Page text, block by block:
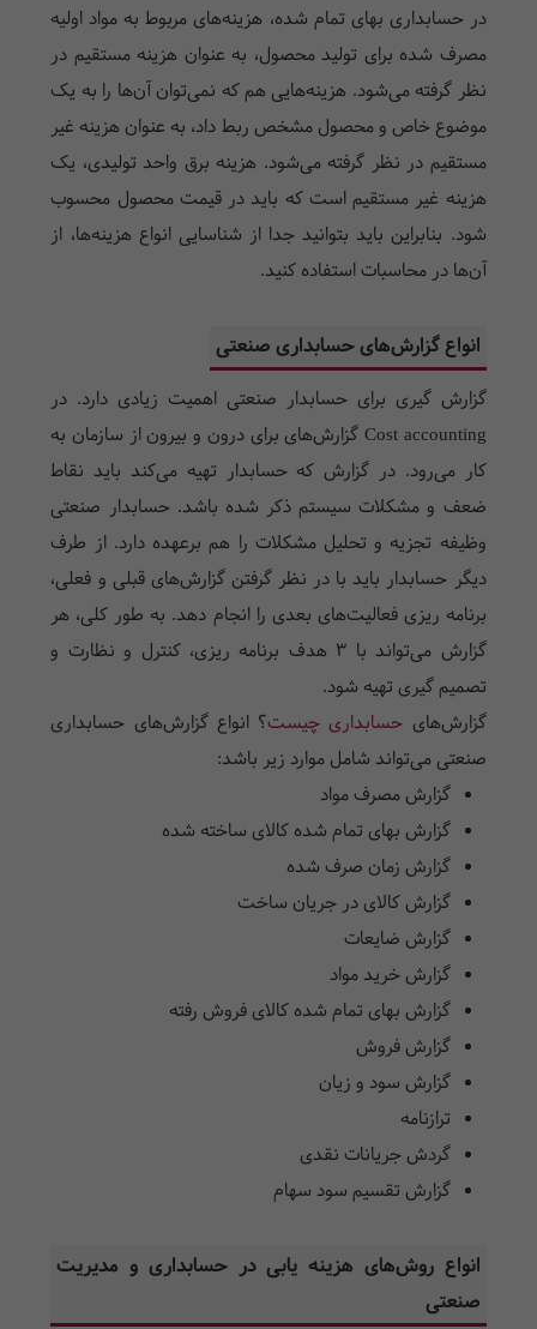
در حسابداری بهای تمام شده، هزینه‌های مربوط به مواد اولیه
مصرف شده برای تولید محصول، به عنوان هزینه مستقیم در
نظر گرفته می‌شود. هزینه‌هایی هم که نمی‌توان آن‌ها را به یک
موضوع خاص و محصول مشخص ربط داد، به عنوان هزینه غیر
مستقیم در نظر گرفته می‌شود. هزینه برق واحد تولیدی، یک
هزینه غیر مستقیم است که باید در قیمت محصول محسوب
شود. بنابراین باید بتوانید جدا از شناسایی انواع هزینه‌ها، از
آن‌ها در محاسبات استفاده کنید.
انواع گزارش‌های حسابداری صنعتی
گزارش گیری برای حسابدار صنعتی اهمیت زیادی دارد. در
Cost accounting گزارش‌های برای درون و بیرون از سازمان به
کار می‌رود. در گزارش که حسابدار تهیه می‌کند باید نقاط
ضعف و مشکلات سیستم ذکر شده باشد. حسابدار صنعتی
وظیفه تجزیه و تحلیل مشکلات را هم برعهده دارد. از طرف
دیگر حسابدار باید با در نظر گرفتن گزارش‌های قبلی و فعلی،
برنامه ریزی فعالیت‌های بعدی را انجام دهد. به طور کلی، هر
گزارش می‌تواند با 3 هدف برنامه ریزی، کنترل و نظارت و
تصمیم گیری تهیه شود.
گزارش‌های حسابداری چیست؟ انواع گزارش‌های حسابداری
صنعتی می‌تواند شامل موارد زیر باشد:
گزارش مصرف مواد
گزارش بهای تمام شده کالای ساخته شده
گزارش زمان صرف شده
گزارش کالای در جریان ساخت
گزارش ضایعات
گزارش خرید مواد
گزارش بهای تمام شده کالای فروش رفته
گزارش فروش
گزارش سود و زیان
ترازنامه
گردش جریانات نقدی
گزارش تقسیم سود سهام
انواع روش‌های هزینه یابی در حسابداری و مدیریت
صنعتی